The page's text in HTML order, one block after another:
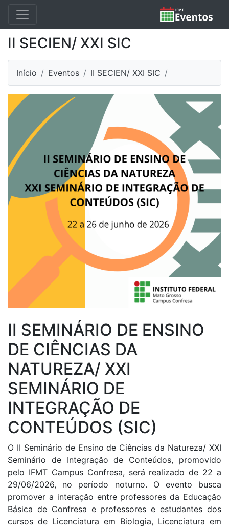
II SECIEN/ XXI SIC
Início Eventos II SECIEN/ XXI SIC
II SEMINÁRIO DE ENSINO
DE CIÊNCIAS DA
NATUREZA/ XXI
SEMINÁRIO DE
INTEGRAÇÃO DE
CONTEÚDOS (SIC)
O II Seminário de Ensino de Ciências da Natureza/ XXI
Seminário de Integração de Conteúdos, promovido
pelo IFMT Campus Confresa, será realizado de 22 a
29/06/2026, no período noturno. O evento busca
promover a interação entre professores da Educação
Básica de Confresa e professores e estudantes dos
cursos de Licenciatura em Biologia, Licenciatura em